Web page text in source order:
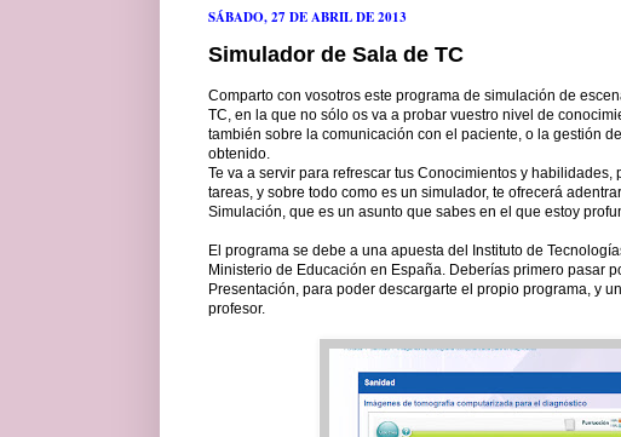
SÁBADO, 27 DE ABRIL DE 2013
Simulador de Sala de TC
Comparto con vosotros este programa de simulación de
TC, en la que no sólo os va a probar vuestro nivel de
también sobre la comunicación con el paciente, o la gestión
obtenido.
Te va a servir para refrescar tus Conocimientos y habilidades,
tareas, y sobre todo como es un simulador, te ofrecerá
Simulación, que es un asunto que sabes en el que estoy
El programa se debe a una apuesta del Instituto de
Ministerio de Educación en España. Deberías primero pasar
Presentación, para poder descargarte el propio programa, y
profesor.